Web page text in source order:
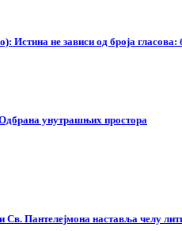
Истина не зависи од броја гласова:
унутрашњих простора
Пантелејмона наставља челу